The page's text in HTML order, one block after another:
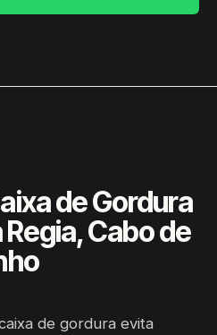
de Gordura
Cabo de
de gordura evita